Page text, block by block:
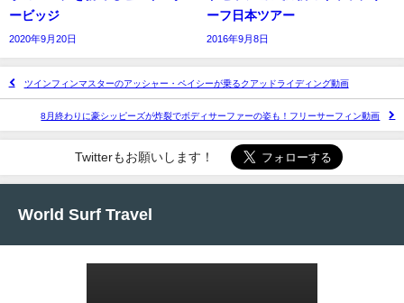
ービッジ
2020年9月20日
ーフ日本ツアー
2016年9月8日
ツインフィンマスターのアッシャー・ペイシーが乗るクアッドライディング動画
8月終わりに豪シッピーズが炸裂でボディサーファーの姿も！フリーサーフィン動画
Twitterもお願いします！
World Surf Travel